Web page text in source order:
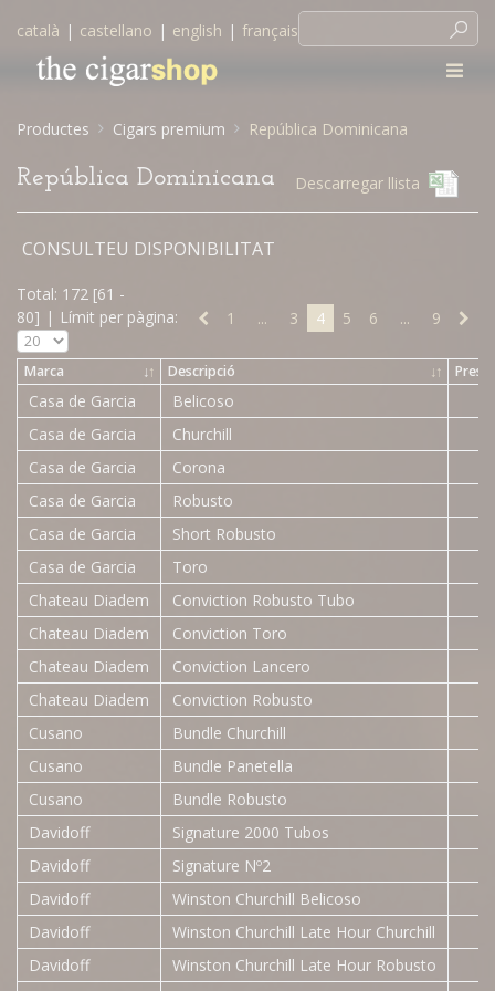
català | castellano | english | français
Productes Cigars premium República Dominicana
República Dominicana Descarregar llista
CONSULTEU DISPONIBILITAT
Total: 172 [61 -
80] | Límit per pàgina: 1 ... 3 4 5 6 ... 9
↓↑
Marca ↓↑
Descripció
Casa de Garcia
Belicoso
Casa de Garcia
Churchill
Casa de Garcia
Corona
Casa de Garcia
Robusto
Casa de Garcia
Short Robusto
Casa de Garcia
Toro
Chateau Diadem
Conviction Robusto Tubo
Chateau Diadem
Conviction Toro
Chateau Diadem
Conviction Lancero
Chateau Diadem
Conviction Robusto
Cusano
Bundle Churchill
Cusano
Bundle Panetella
Cusano
Bundle Robusto
Davidoff
Signature 2000 Tubos
Davidoff
Signature Nº2
Davidoff
Winston Churchill Belicoso
Davidoff
Winston Churchill Late Hour Churchill
Davidoff
Winston Churchill Late Hour Robusto